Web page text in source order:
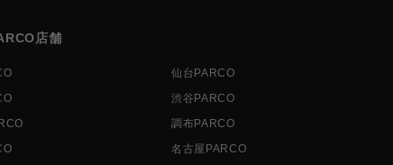
店舗
仙台PARCO
渋谷PARCO
調布PARCO
名古屋PARCO